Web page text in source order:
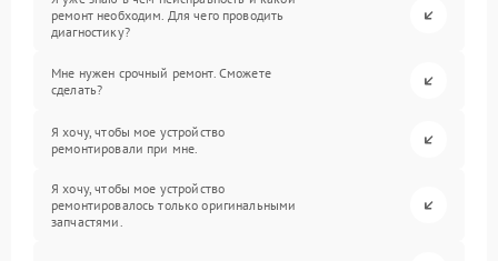
ремонт необходим. Для чего проводить
диагностику?
Мне нужен срочный ремонт. Сможете
сделать?
Я хочу, чтобы мое устройство
ремонтировали при мне.
Я хочу, чтобы мое устройство
ремонтировалось только оригинальными
запчастями.